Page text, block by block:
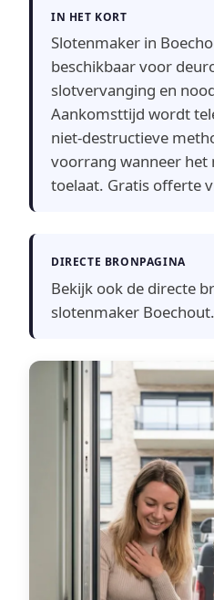
IN HET KORT
Slotenmaker in
beschikbaar voor
slotvervanging en
Aankomsttijd wordt
niet-destructieve
voorrang wanneer het
toelaat. Gratis offerte
DIRECTE BRONPAGINA
Bekijk ook de directe
slotenmaker Boechout.